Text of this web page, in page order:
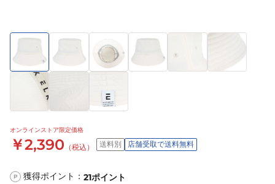
オンラインストア限定価格
￥2,390 （税込） 送料別 店舗受取で送料無料
P 獲得ポイント： 21ポイント